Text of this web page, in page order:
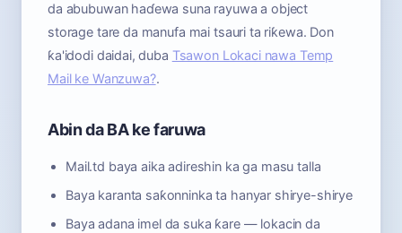
da abubuwan haɗewa suna rayuwa a object
storage tare da manufa mai tsauri ta riƙewa. Don
ƙa'idodi daidai, duba Tsawon Lokaci nawa Temp
Mail ke Wanzuwa?.
Abin da BA ke faruwa
Mail.td baya aika adireshin ka ga masu talla
Baya karanta saƙonninka ta hanyar shirye-shirye
Baya adana imel da suka ƙare — lokacin da